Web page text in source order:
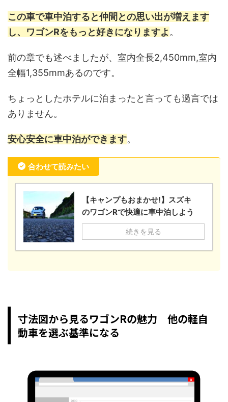
この車で車中泊すると仲間との思い出が増えます
し、ワゴンRをもっと好きになりますよ 。
前の章でも述べましたが、室内全長2,450mm,室内
全幅1,355mmあるのです。
ちょっとしたホテルに泊まったと言っても過言では
ありません。
安心安全に車中泊ができます。
合わせて読みたい
【キャンプもおまかせ!】スズキ
のワゴンRで快適に車中泊しよう
続きを見る
寸法図から見るワゴンRの魅力 他の軽自
動車を選ぶ基準になる